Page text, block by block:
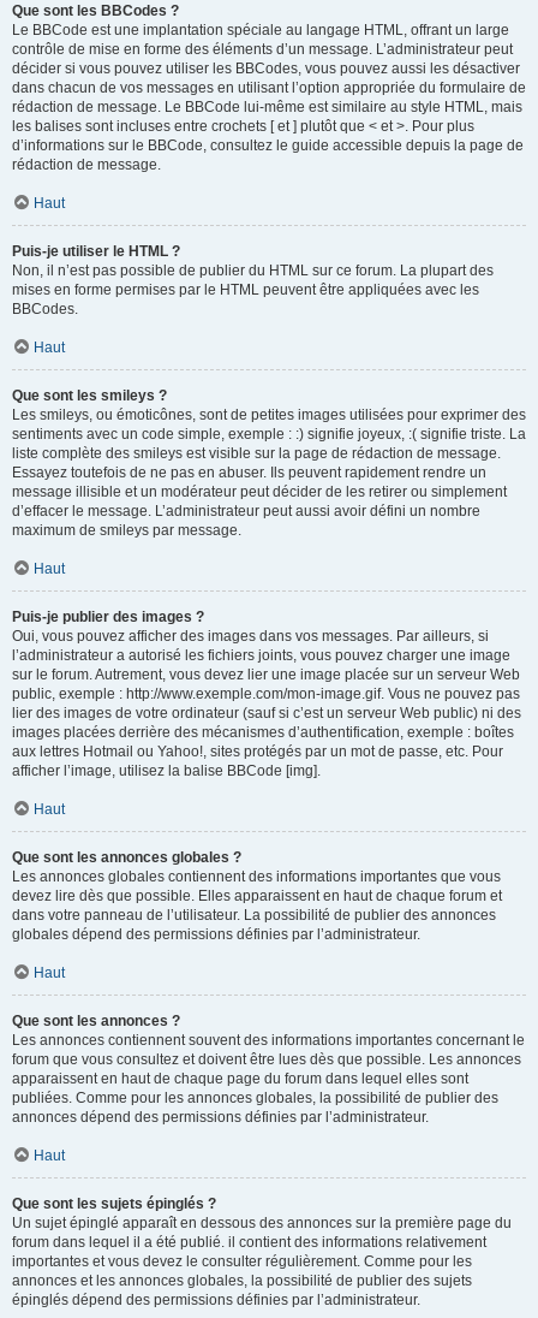
Que sont les BBCodes ?
Le BBCode est une implantation spéciale au langage HTML, offrant un large
contrôle de mise en forme des éléments d’un message. L’administrateur peut
décider si vous pouvez utiliser les BBCodes, vous pouvez aussi les désactiver
dans chacun de vos messages en utilisant l’option appropriée du formulaire de
rédaction de message. Le BBCode lui-même est similaire au style HTML, mais
les balises sont incluses entre crochets [ et ] plutôt que < et >. Pour plus
d’informations sur le BBCode, consultez le guide accessible depuis la page de
rédaction de message.
Haut
Puis-je utiliser le HTML ?
Non, il n’est pas possible de publier du HTML sur ce forum. La plupart des
mises en forme permises par le HTML peuvent être appliquées avec les
BBCodes.
Haut
Que sont les smileys ?
Les smileys, ou émoticônes, sont de petites images utilisées pour exprimer des
sentiments avec un code simple, exemple : :) signifie joyeux, :( signifie triste. La
liste complète des smileys est visible sur la page de rédaction de message.
Essayez toutefois de ne pas en abuser. Ils peuvent rapidement rendre un
message illisible et un modérateur peut décider de les retirer ou simplement
d’effacer le message. L’administrateur peut aussi avoir défini un nombre
maximum de smileys par message.
Haut
Puis-je publier des images ?
Oui, vous pouvez afficher des images dans vos messages. Par ailleurs, si
l’administrateur a autorisé les fichiers joints, vous pouvez charger une image
sur le forum. Autrement, vous devez lier une image placée sur un serveur Web
public, exemple : http://www.exemple.com/mon-image.gif. Vous ne pouvez pas
lier des images de votre ordinateur (sauf si c’est un serveur Web public) ni des
images placées derrière des mécanismes d’authentification, exemple : boîtes
aux lettres Hotmail ou Yahoo!, sites protégés par un mot de passe, etc. Pour
afficher l’image, utilisez la balise BBCode [img].
Haut
Que sont les annonces globales ?
Les annonces globales contiennent des informations importantes que vous
devez lire dès que possible. Elles apparaissent en haut de chaque forum et
dans votre panneau de l’utilisateur. La possibilité de publier des annonces
globales dépend des permissions définies par l’administrateur.
Haut
Que sont les annonces ?
Les annonces contiennent souvent des informations importantes concernant le
forum que vous consultez et doivent être lues dès que possible. Les annonces
apparaissent en haut de chaque page du forum dans lequel elles sont
publiées. Comme pour les annonces globales, la possibilité de publier des
annonces dépend des permissions définies par l’administrateur.
Haut
Que sont les sujets épinglés ?
Un sujet épinglé apparaît en dessous des annonces sur la première page du
forum dans lequel il a été publié. il contient des informations relativement
importantes et vous devez le consulter régulièrement. Comme pour les
annonces et les annonces globales, la possibilité de publier des sujets
épinglés dépend des permissions définies par l’administrateur.